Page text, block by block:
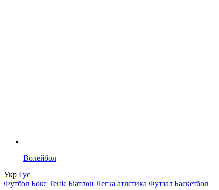
Волейбол
Укр Рус
Футбол Бокс Теніс Біатлон Легка атлетика Футзал Баскетбол